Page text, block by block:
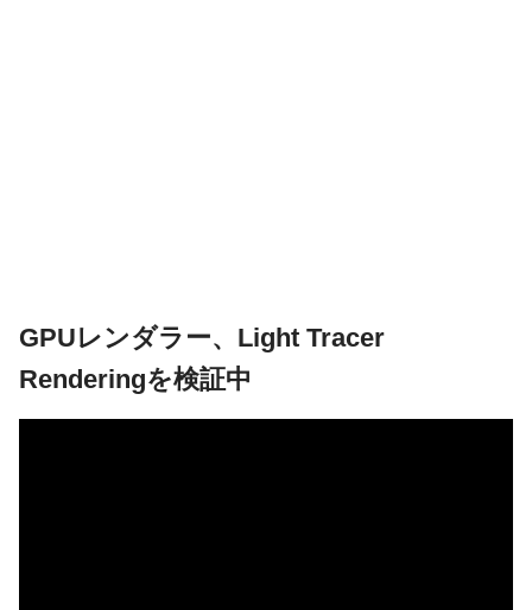
GPUレンダラー、Light Tracer
Renderingを検証中